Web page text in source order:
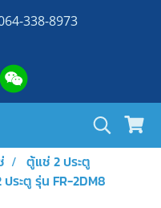
338-8973
ตู้แช่ 2 ประตู
ระตู รุ่น FR-2DM8